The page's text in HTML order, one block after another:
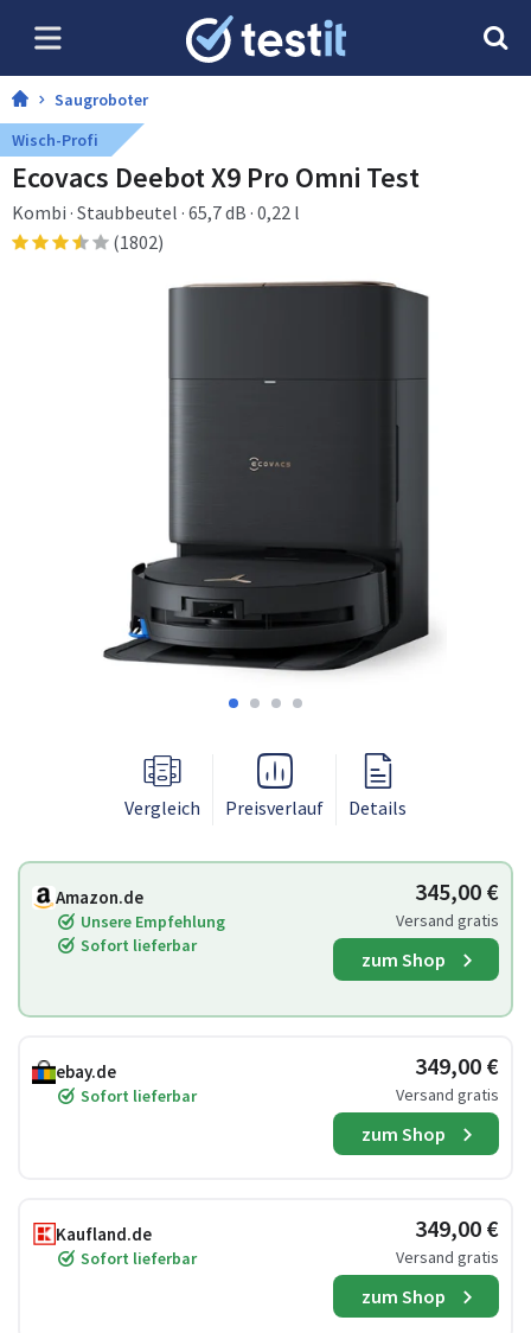
Saugroboter
Wisch-Profi
Ecovacs Deebot X9 Pro Omni Test
Kombi · Staubbeutel · 65,7 dB · 0,22 l
(1802)
Vergleich Preisverlauf Details
Amazon.de
Unsere Empfehlung
Sofort lieferbar
345,00 €
Versand gratis
zum Shop
ebay.de
Sofort lieferbar
349,00 €
Versand gratis
zum Shop
Kaufland.de
Sofort lieferbar
349,00 €
Versand gratis
zum Shop